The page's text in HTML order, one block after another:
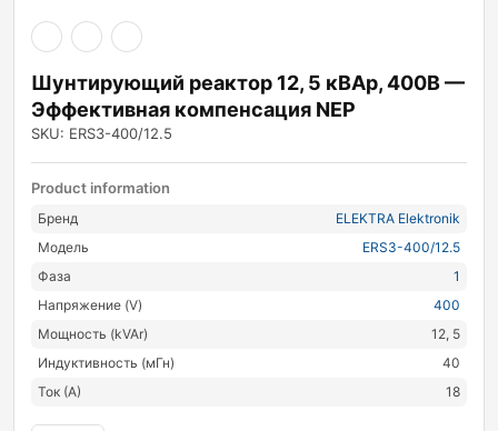
Шунтирующий реактор 12, 5 кВАр, 400В —
Эффективная компенсация NEP
SKU: ERS3-400/12.5
Product information
Бренд
ELEKTRA Elektronik
Модель
ERS3-400/12.5
Фаза
1
Напряжение (V)
400
Мощность (kVAr)
12, 5
Индуктивность (мГн)
40
Ток (А)
18